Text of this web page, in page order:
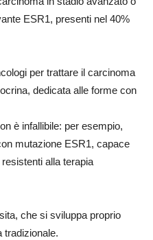
ESR1, presenti nel 40%
per trattare il carcinoma
dedicata alle forme con
è infallibile: per esempio,
mutazione ESR1, capace
alla terapia
che si sviluppa proprio
tradizionale.